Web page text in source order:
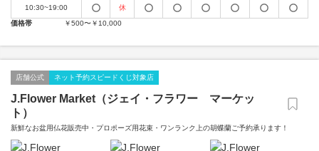
10:30~19:00
休
価格帯
￥500〜￥10,000
店舗公式 ネット予約スピードくじ対象店
J.Flower Market（ジェイ・フラワー マーケッ
ト）
新鮮なお盆用仏花販売中・プロポーズ用花束・ワンランク上の胡蝶蘭ご予約承ります！